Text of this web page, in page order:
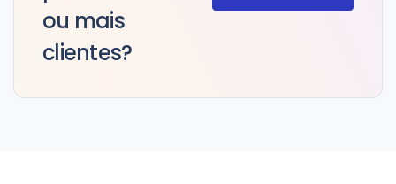
ou mais
clientes?